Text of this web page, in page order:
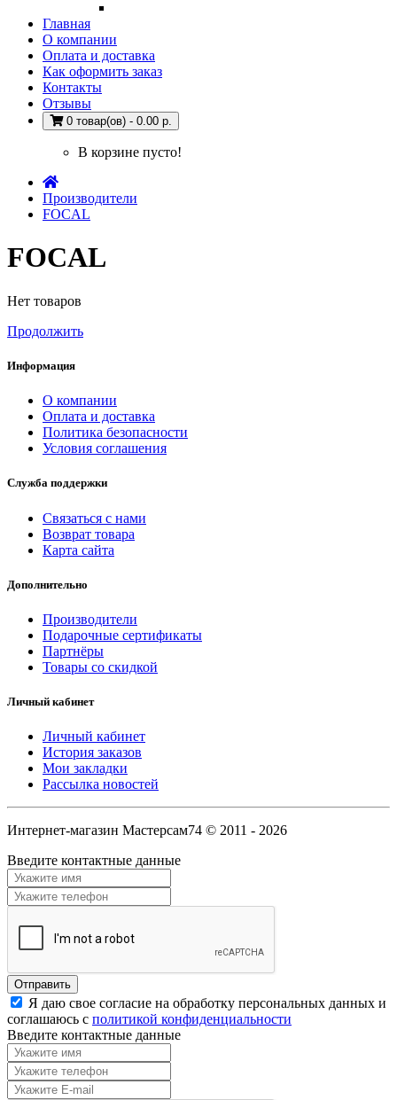
Главная
О компании
Оплата и доставка
Как оформить заказ
Контакты
Отзывы
0 товар(ов) - 0.00 р.
В корзине пусто!
Производители
FOCAL
FOCAL
Нет товаров
Продолжить
Информация
О компании
Оплата и доставка
Политика безопасности
Условия соглашения
Служба поддержки
Связаться с нами
Возврат товара
Карта сайта
Дополнительно
Производители
Подарочные сертификаты
Партнёры
Товары со скидкой
Личный кабинет
Личный кабинет
История заказов
Мои закладки
Рассылка новостей
Интернет-магазин Мастерсам74 © 2011 - 2026
Введите контактные данные
Я даю свое согласие на обработку персональных данных и
соглашаюсь с политикой конфиденциальности
Введите контактные данные